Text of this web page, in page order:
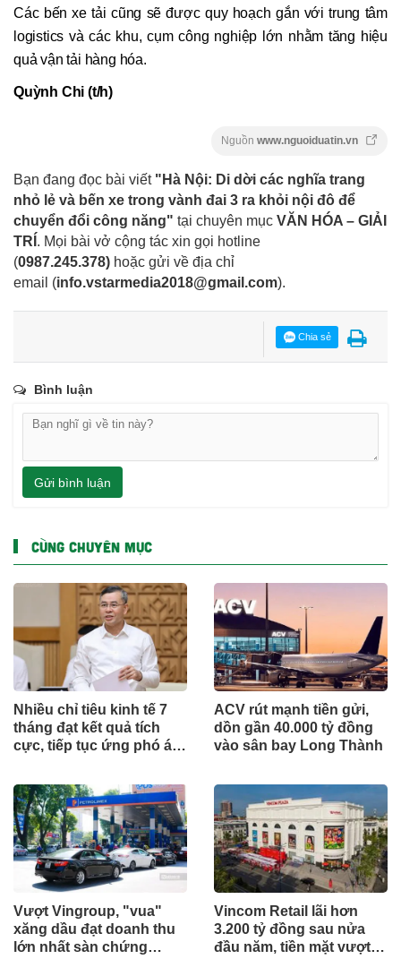
Các bến xe tải cũng sẽ được quy hoạch gắn với trung tâm
logistics và các khu, cụm công nghiệp lớn nhằm tăng hiệu
quả vận tải hàng hóa.
Quỳnh Chi (t/h)
Nguồn www.nguoiduatin.vn
Bạn đang đọc bài viết "Hà Nội: Di dời các nghĩa trang
nhỏ lẻ và bến xe trong vành đai 3 ra khỏi nội đô để
chuyển đổi công năng" tại chuyên mục VĂN HÓA – GIẢI
TRÍ . Mọi bài vở cộng tác xin gọi hotline
(0987.245.378) hoặc gửi về địa chỉ
email (info.vstarmedia2018@gmail.com).
Chia sẻ
Bình luận
Gửi bình luận
CÙNG CHUYÊN MỤC
Nhiều chỉ tiêu kinh tế 7
tháng đạt kết quả tích
cực, tiếp tục ứng phó áp
ACV rút mạnh tiền gửi,
dồn gần 40.000 tỷ đồng
vào sân bay Long Thành
Vượt Vingroup, "vua"
xăng dầu đạt doanh thu
lớn nhất sàn chứng
Vincom Retail lãi hơn
3.200 tỷ đồng sau nửa
đầu năm, tiền mặt vượt